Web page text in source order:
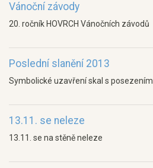
Vánoční závody
20. ročník HOVRCH Vánočních závodů
Poslední slanění 2013
Symbolické uzavření skal s posezením
13.11. se neleze
13.11. se na stěně neleze